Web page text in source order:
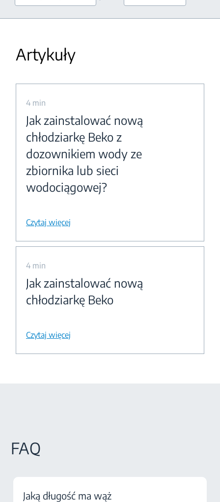
Artykuły
4 min
Jak zainstalować nową
chłodziarkę Beko z
dozownikiem wody ze
zbiornika lub sieci
wodociągowej?
Czytaj więcej
4 min
Jak zainstalować nową
chłodziarkę Beko
Czytaj więcej
FAQ
Jaką długość ma wąż